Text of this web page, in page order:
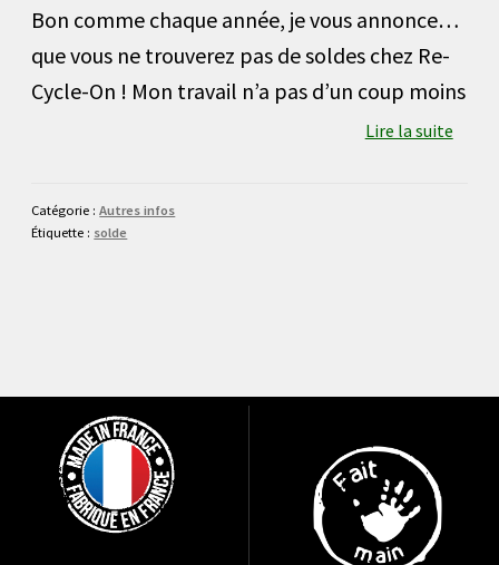
Bon comme chaque année, je vous annonce…
que vous ne trouverez pas de soldes chez Re-
Cycle-On ! Mon travail n’a pas d’un coup moins
Lire la suite
Catégorie :Autres infos
Étiquette : solde